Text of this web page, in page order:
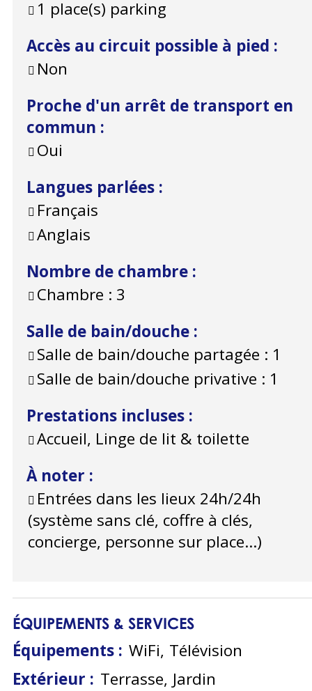
1 place(s) parking
Accès au circuit possible à pied :
Non
Proche d'un arrêt de transport en
commun :
Oui
Langues parlées :
Français
Anglais
Nombre de chambre :
Chambre : 3
Salle de bain/douche :
Salle de bain/douche partagée : 1
Salle de bain/douche privative : 1
Prestations incluses :
Accueil, Linge de lit & toilette
À noter :
Entrées dans les lieux 24h/24h
(système sans clé, coffre à clés,
concierge, personne sur place...)
ÉQUIPEMENTS & SERVICES
Équipements : WiFi Télévision
Extérieur : Terrasse Jardin